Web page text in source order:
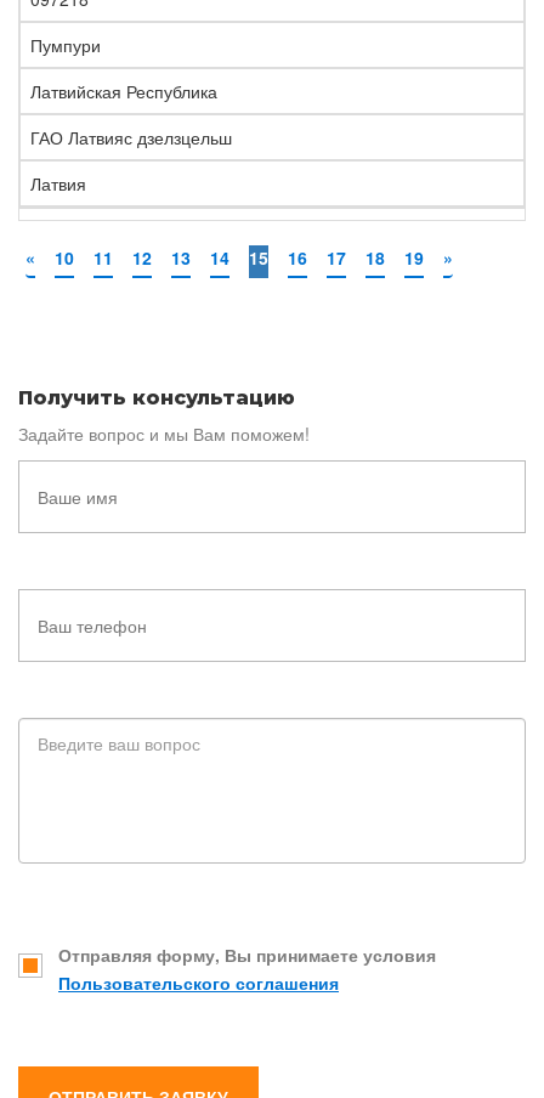
Пумпури
Латвийская Республика
ГАО Латвияс дзелзцельш
Латвия
« 10 11 12 13 14 15 16 17 18 19 »
Получить консультацию
Задайте вопрос и мы Вам поможем!
Отправляя форму, Вы принимаете условия
Пользовательского соглашения